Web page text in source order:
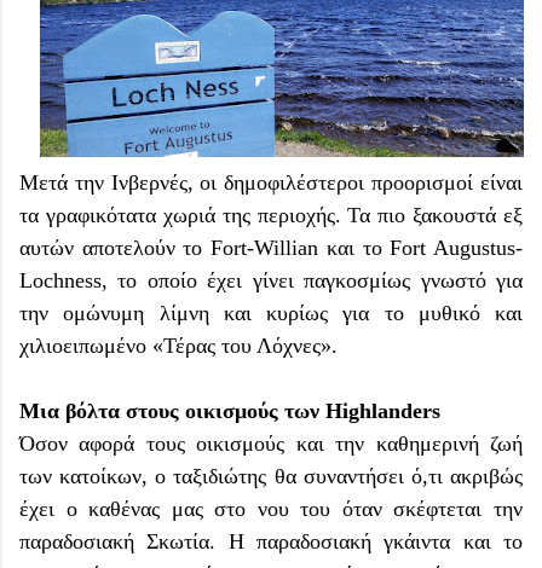
Μετά την Ινβερνές, οι δημοφιλέστεροι προορισμοί είναι
τα γραφικότατα χωριά της περιοχής. Τα πιο ξακουστά εξ
αυτών αποτελούν το Fort-Willian και το Fort Augustus-
Lochness, το οποίο έχει γίνει παγκοσμίως γνωστό για
την ομώνυμη λίμνη και κυρίως για το μυθικό και
χιλιοειπωμένο «Τέρας του Λόχνες».
Μια βόλτα στους οικισμούς των Highlanders
Όσον αφορά τους οικισμούς και την καθημερινή ζωή
των κατοίκων, ο ταξιδιώτης θα συναντήσει ό,τι ακριβώς
έχει ο καθένας μας στο νου του όταν σκέφτεται την
παραδοσιακή Σκωτία. Η παραδοσιακή γκάιντα και το